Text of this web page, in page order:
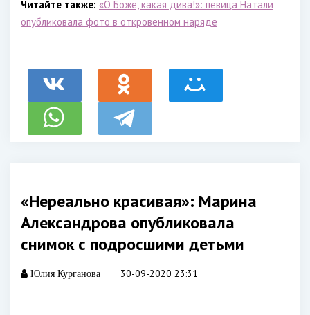
Читайте также: «О Боже, какая дива!»: певица Натали
опубликовала фото в откровенном наряде
«Нереально красивая»: Марина
Александрова опубликовала
снимок с подросшими детьми
Юлия Курганова 30-09-2020 23:31